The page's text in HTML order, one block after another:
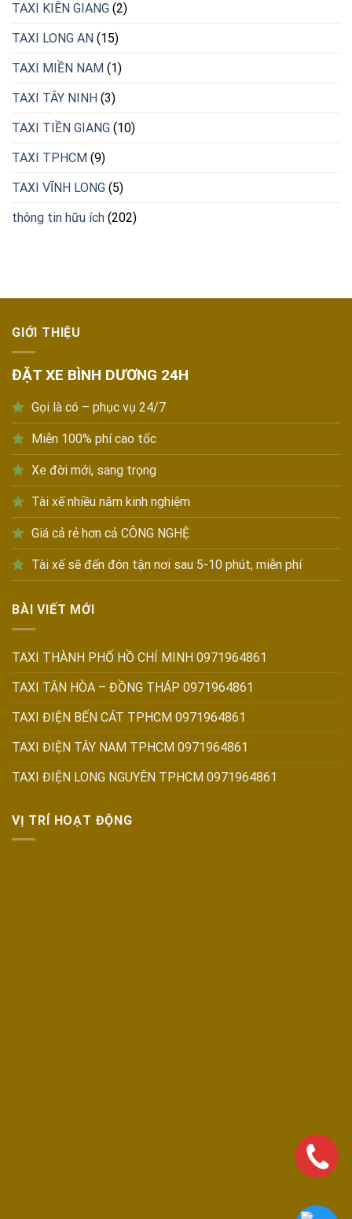
TAXI KIÊN GIANG (2)
TAXI LONG AN (15)
TAXI MIỀN NAM (1)
TAXI TÂY NINH (3)
TAXI TIỀN GIANG (10)
TAXI TPHCM (9)
TAXI VĨNH LONG (5)
thông tin hữu ích (202)
GIỚI THIỆU
ĐẶT XE BÌNH DƯƠNG 24H
Gọi là có – phục vụ 24/7
Miễn 100% phí cao tốc
Xe đời mới, sang trọng
Tài xế nhiều năm kinh nghiệm
Giá cả rẻ hơn cả CÔNG NGHỆ
Tài xế sẽ đến đón tận nơi sau 5-10 phút, miễn phí
BÀI VIẾT MỚI
TAXI THÀNH PHỐ HỒ CHÍ MINH 0971964861
TAXI TÂN HÒA – ĐỒNG THÁP 0971964861
TAXI ĐIỆN BẾN CÁT TPHCM 0971964861
TAXI ĐIỆN TÂY NAM TPHCM 0971964861
TAXI ĐIỆN LONG NGUYÊN TPHCM 0971964861
VỊ TRÍ HOẠT ĐỘNG